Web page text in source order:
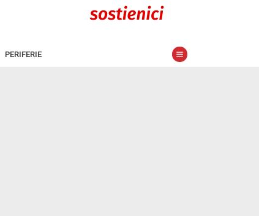
PERIFERIE